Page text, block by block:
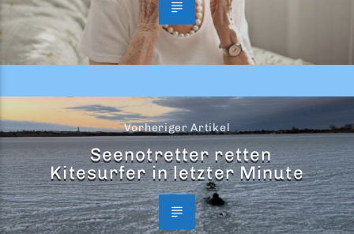
Vorheriger Artikel
Seenotretter retten
Kitesurfer in letzter Minute